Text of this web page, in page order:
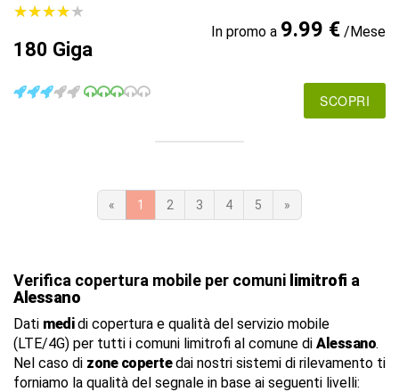
★★★★★
★★★★★
180 Giga
In promo a 9.99 €/Mese
SCOPRI
« 1 2 3 4 5 »
Verifica copertura mobile per comuni limitrofi a
Alessano
Dati medidi copertura e qualità del servizio mobile
(LTE/4G) per tutti i comuni limitrofi al comune di Alessano.
Nel caso di zone copertedai nostri sistemi di rilevamento ti
forniamo la qualità del segnale in base ai seguenti livelli: